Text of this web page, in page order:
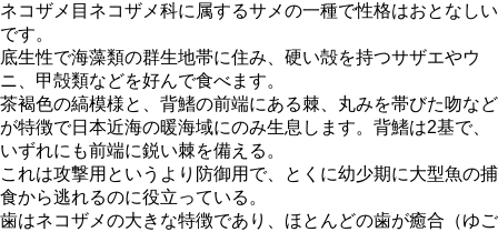
ネコザメ目ネコザメ科に属するサメの一種で性格はおとなしい
です。
底生性で海藻類の群生地帯に住み、硬い殻を持つサザエやウ
ニ、甲殻類などを好んで食べます。
茶褐色の縞模様と、背鰭の前端にある棘、丸みを帯びた吻など
が特徴で日本近海の暖海域にのみ生息します。背鰭は2基で、
いずれにも前端に鋭い棘を備える。
これは攻撃用というより防御用で、とくに幼少期に大型魚の捕
食から逃れるのに役立っている。
歯はネコザメの大きな特徴であり、ほとんどの歯が癒合（ゆご